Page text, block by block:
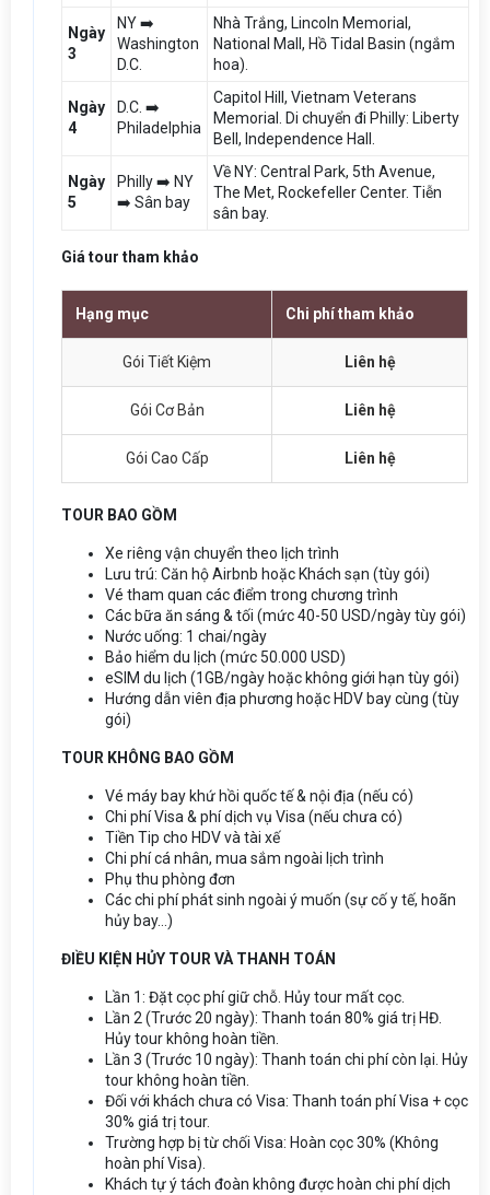
Ngày
3
NY ➡️
Washington
D.C.
Nhà Trắng, Lincoln Memorial,
National Mall, Hồ Tidal Basin (ngắm
hoa).
Ngày
4
D.C. ➡️
Philadelphia
Capitol Hill, Vietnam Veterans
Memorial. Di chuyển đi Philly: Liberty
Bell, Independence Hall.
Ngày
5
Philly ➡️ NY
➡️ Sân bay
Về NY: Central Park, 5th Avenue,
The Met, Rockefeller Center. Tiễn
sân bay.
Giá tour tham khảo
Hạng mục Chi phí tham khảo
Gói Tiết Kiệm Liên hệ
Gói Cơ Bản Liên hệ
Gói Cao Cấp Liên hệ
TOUR BAO GỒM
Xe riêng vận chuyển theo lịch trình
Lưu trú: Căn hộ Airbnb hoặc Khách sạn (tùy gói)
Vé tham quan các điểm trong chương trình
Các bữa ăn sáng & tối (mức 40-50 USD/ngày tùy gói)
Nước uống: 1 chai/ngày
Bảo hiểm du lịch (mức 50.000 USD)
eSIM du lịch (1GB/ngày hoặc không giới hạn tùy gói)
Hướng dẫn viên địa phương hoặc HDV bay cùng (tùy
gói)
TOUR KHÔNG BAO GỒM
Vé máy bay khứ hồi quốc tế & nội địa (nếu có)
Chi phí Visa & phí dịch vụ Visa (nếu chưa có)
Tiền Tip cho HDV và tài xế
Chi phí cá nhân, mua sắm ngoài lịch trình
Phụ thu phòng đơn
Các chi phí phát sinh ngoài ý muốn (sự cố y tế, hoãn
hủy bay...)
ĐIỀU KIỆN HỦY TOUR VÀ THANH TOÁN
Lần 1: Đặt cọc phí giữ chỗ. Hủy tour mất cọc.
Lần 2 (Trước 20 ngày): Thanh toán 80% giá trị HĐ.
Hủy tour không hoàn tiền.
Lần 3 (Trước 10 ngày): Thanh toán chi phí còn lại. Hủy
tour không hoàn tiền.
Đối với khách chưa có Visa: Thanh toán phí Visa + cọc
30% giá trị tour.
Trường hợp bị từ chối Visa: Hoàn cọc 30% (Không
hoàn phí Visa).
Khách tự ý tách đoàn không được hoàn chi phí dịch